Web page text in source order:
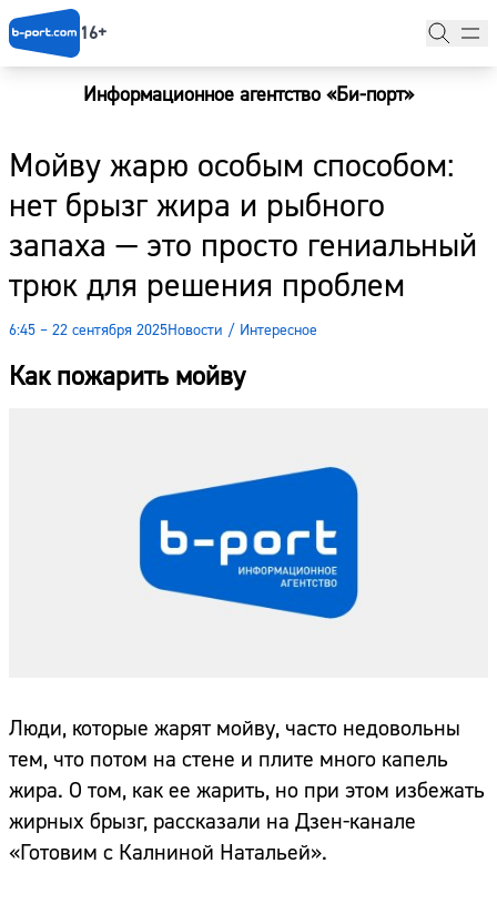
16+
Информационное агентство «Би-порт»
Мойву жарю особым способом:
нет брызг жира и рыбного
запаха — это просто гениальный
трюк для решения проблем
6:45 – 22 сентября 2025Новости / Интересное
Как пожарить мойву
Люди, которые жарят мойву, часто недовольны
тем, что потом на стене и плите много капель
жира. О том, как ее жарить, но при этом избежать
жирных брызг, рассказали на Дзен-канале
«Готовим с Калниной Натальей».
Новости
Наши гости
Фоторепортажи
Погода
Курсы валют